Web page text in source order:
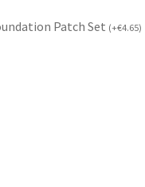
Patch Set (+€4.65)